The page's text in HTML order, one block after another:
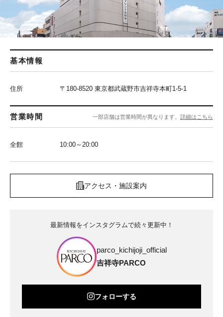
基本情報
住所 〒180-8520 東京都武蔵野市吉祥寺本町1-5-1
営業時間 一部店舗は営業時間が異なります。 詳細はこちら
全館 10:00～20:00
アクセス・施設案内
最新情報をインスタグラムで続々更新中！
parco_kichijoji_official
吉祥寺PARCO
フォローする